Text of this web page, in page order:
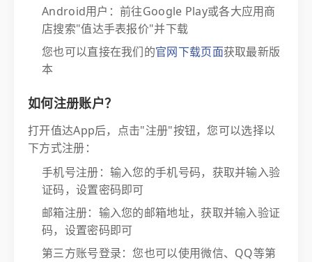
Android用户：前往Google Play或各大应用商
店搜索"值达手表报价"并下载
您也可以直接在我们的官网下载页面获取最新版
本
如何注册账户？
打开值达App后，点击"注册"按钮，您可以选择以
下方式注册：
手机号注册：输入您的手机号码，获取并输入验
证码，设置密码即可
邮箱注册：输入您的邮箱地址，获取并输入验证
码，设置密码即可
第三方账号登录：您也可以使用微信、QQ等第